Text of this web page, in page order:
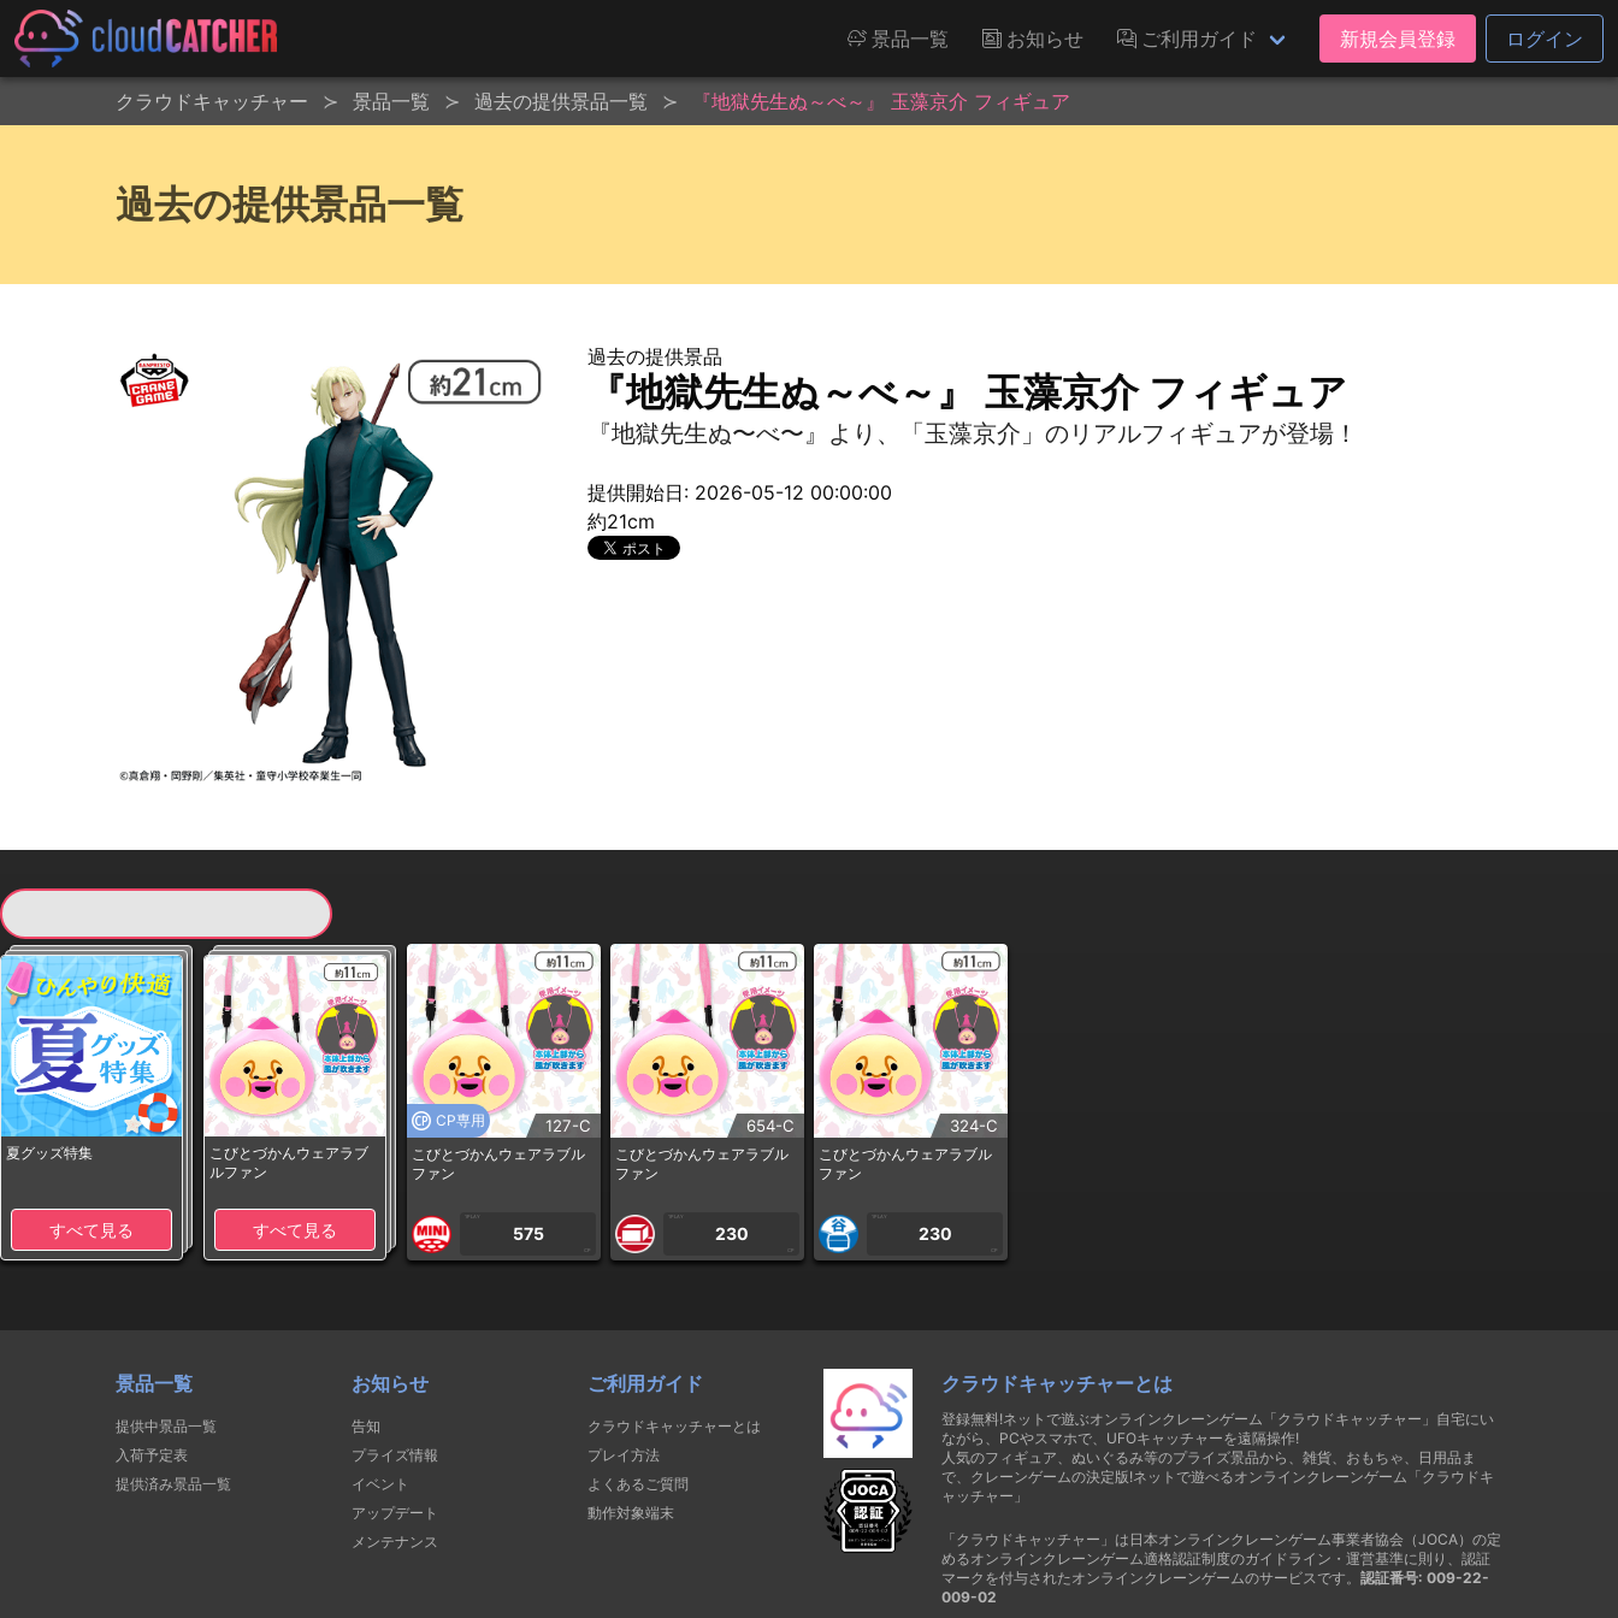
景品一覧 お知らせ ご利用ガイド 新規会員登録 ログイン
クラウドキャッチャー 景品一覧 過去の提供景品一覧 『地獄先生ぬ～べ～』 玉藻京介 フィギュア
過去の提供景品一覧
過去の提供景品
『地獄先生ぬ～べ～』 玉藻京介 フィギュア
『地獄先生ぬ〜べ〜』より、「玉藻京介」のリアルフィギュアが登場！
提供開始日: 2026-05-12 00:00:00
約21cm
夏グッズ特集
すべて見る
こびとづかんウェアラブ
ルファン
すべて見る
CP専用 127-C
こびとづかんウェアラブル
ファン
1PLAY
575
CP
654-C
こびとづかんウェアラブル
ファン
1PLAY
230
CP
324-C
こびとづかんウェアラブル
ファン
1PLAY
230
CP
景品一覧
提供中景品一覧
入荷予定表
提供済み景品一覧
お知らせ
告知
プライズ情報
イベント
アップデート
メンテナンス
ご利用ガイド
クラウドキャッチャーとは
プレイ方法
よくあるご質問
動作対象端末
クラウドキャッチャーとは
登録無料!ネットで遊ぶオンラインクレーンゲーム「クラウドキャッチャー」自宅にい
ながら、PCやスマホで、UFOキャッチャーを遠隔操作!
人気のフィギュア、ぬいぐるみ等のプライズ景品から、雑貨、おもちゃ、日用品ま
で、クレーンゲームの決定版!ネットで遊べるオンラインクレーンゲーム「クラウドキ
ャッチャー」
「クラウドキャッチャー」は日本オンラインクレーンゲーム事業者協会（JOCA）の定
めるオンラインクレーンゲーム適格認証制度のガイドライン・運営基準に則り、認証
マークを付与されたオンラインクレーンゲームのサービスです。 認証番号: 009-22-
009-02